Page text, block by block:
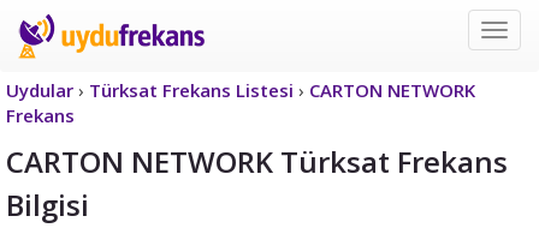
Uydu
Uydular › Türksat Frekans Listesi › CARTON NETWORK
Frekans
CARTON NETWORK Türksat Frekans
Bilgisi